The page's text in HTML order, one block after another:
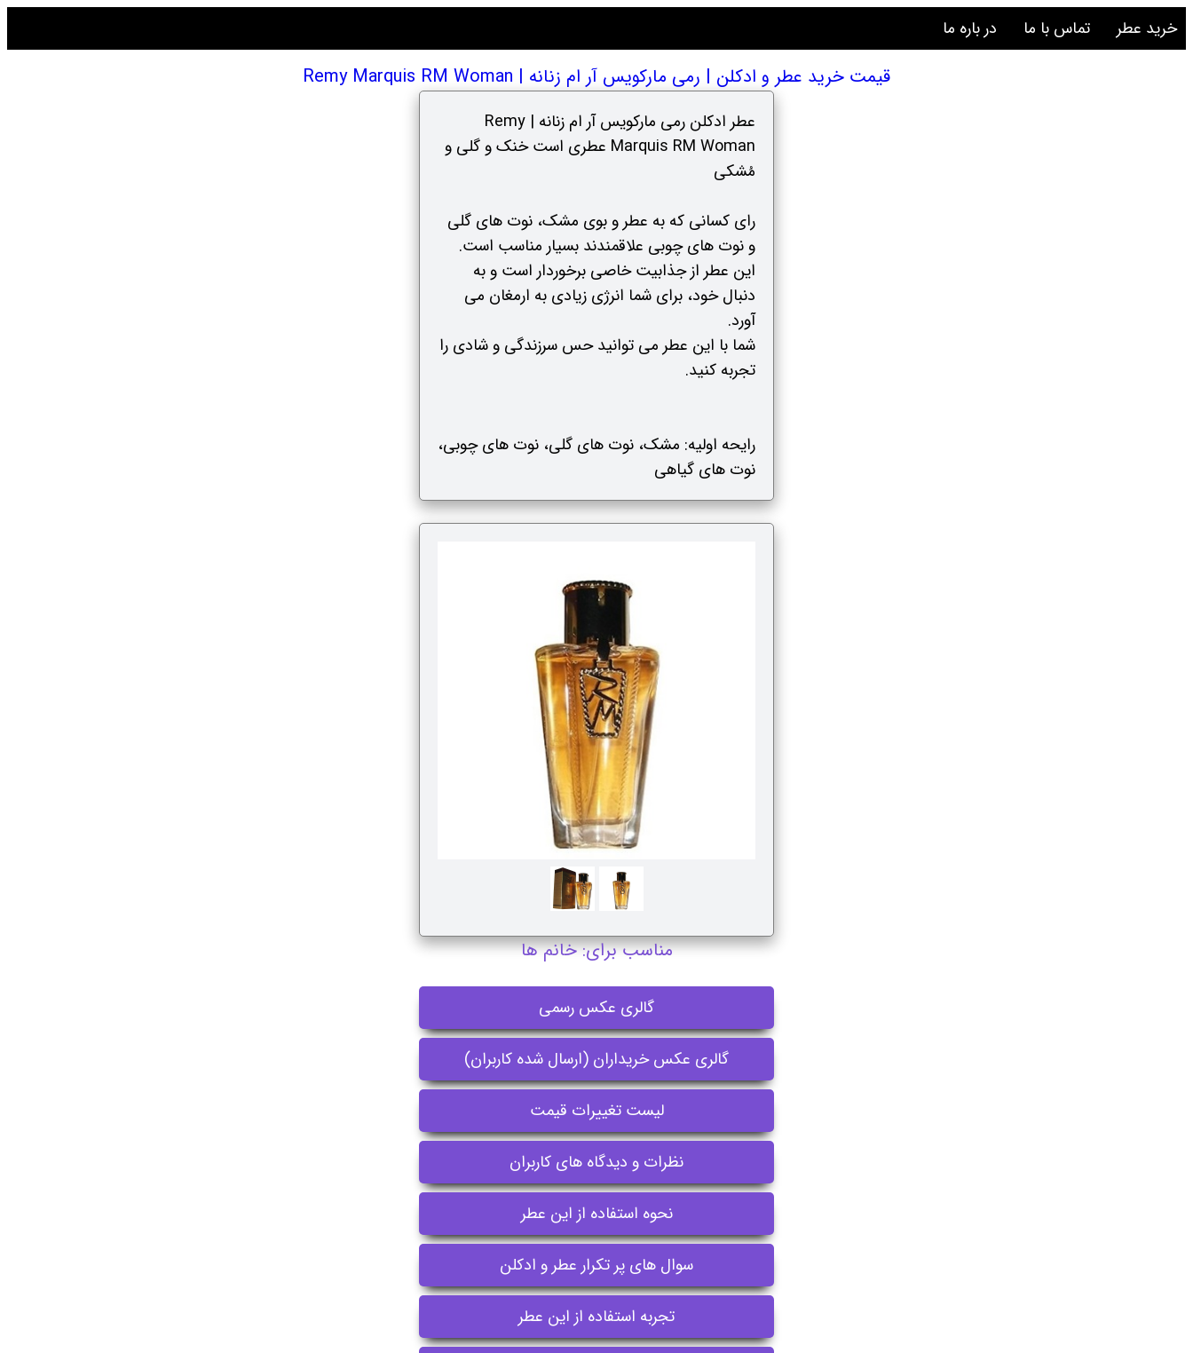
خرید عطر تماس با ما در باره ما
قیمت خرید عطر و ادکلن | رمی مارکویس آر ام زنانه | Remy Marquis RM Woman
عطر ادکلن رمی مارکویس آر ام زنانه | Remy
Marquis RM Woman عطری است خنک و گلی و
مُشکی
رای کسانی که به عطر و بوی مشک، نوت های گلی
و نوت های چوبی علاقمندند بسیار مناسب است.
این عطر از جذابیت خاصی برخوردار است و به
دنبال خود، برای شما انرژی زیادی به ارمغان می
آورد.
شما با این عطر می توانید حس سرزندگی و شادی را
تجربه کنید.
رایحه اولیه: مشک، نوت های گلی، نوت های چوبی،
نوت های گیاهی
مناسب برای: خانم ها
گالری عکس رسمی
گالری عکس خریداران (ارسال شده کاربران)
لیست تغییرات قیمت
نظرات و دیدگاه های کاربران
نحوه استفاده از این عطر
سوال های پر تکرار عطر و ادکلن
تجربه استفاده از این عطر